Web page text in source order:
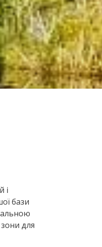
і
бази
для